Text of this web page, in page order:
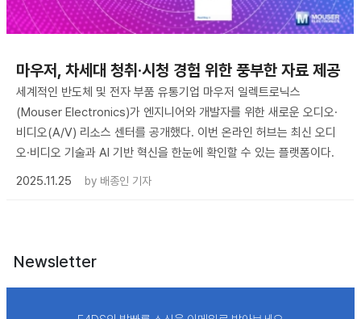
마우저, 차세대 청취·시청 경험 위한 풍부한 자료 제공
세계적인 반도체 및 전자 부품 유통기업 마우저 일렉트로닉스
(Mouser Electronics)가 엔지니어와 개발자를 위한 새로운 오디오·
비디오(A/V) 리소스 센터를 공개했다. 이번 온라인 허브는 최신 오디
오·비디오 기술과 AI 기반 혁신을 한눈에 확인할 수 있는 플랫폼이다.
2025.11.25
by 배종인 기자
Newsletter